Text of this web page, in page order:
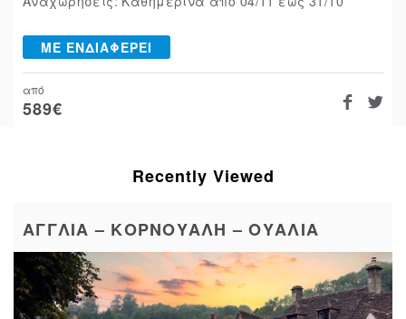
ΜΕ ΕΝΔΙΑΦΕΡΕΙ
από
589€
Recently Viewed
ΑΓΓΛΙΑ – ΚΟΡΝΟΥΑΛΗ – ΟΥΑΛΙΑ